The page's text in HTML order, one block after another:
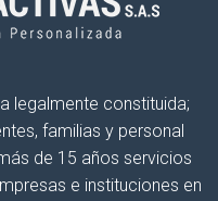
legalmente constituida;
familias y personal
de 15 años servicios
e instituciones en